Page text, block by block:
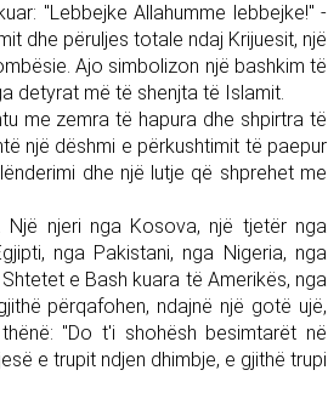
"Lebbejke Allahumme lebbejke!" -
dhe përuljes totale ndaj Krijuesit, një
Ajo simbolizon një bashkim të
detyrat më të shenjta të Islamit.
me zemra të hapura dhe shpirtra të
një dëshmi e përkushtimit të paepur
dhe një lutje që shprehet me
Një njeri nga Kosova, një tjetër nga
nga Pakistani, nga Nigeria, nga
e Bash kuara të Amerikës, nga
përqafohen, ndajnë një gotë ujë,
"Do t'i shohësh besimtarët në
e trupit ndjen dhimbje, e gjithë trupi